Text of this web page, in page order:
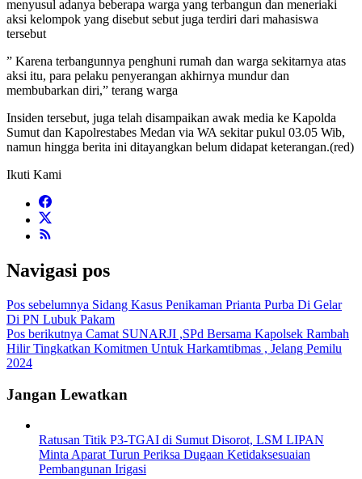
menyusul adanya beberapa warga yang terbangun dan meneriaki
aksi kelompok yang disebut sebut juga terdiri dari mahasiswa
tersebut
” Karena terbangunnya penghuni rumah dan warga sekitarnya atas
aksi itu, para pelaku penyerangan akhirnya mundur dan
membubarkan diri,” terang warga
Insiden tersebut, juga telah disampaikan awak media ke Kapolda
Sumut dan Kapolrestabes Medan via WA sekitar pukul 03.05 Wib,
namun hingga berita ini ditayangkan belum didapat keterangan.(red)
Ikuti Kami
Navigasi pos
Pos sebelumnya Sidang Kasus Penikaman Prianta Purba Di Gelar
Di PN Lubuk Pakam
Pos berikutnya Camat SUNARJI ,SPd Bersama Kapolsek Rambah
Hilir Tingkatkan Komitmen Untuk Harkamtibmas , Jelang Pemilu
2024
Jangan Lewatkan
Ratusan Titik P3-TGAI di Sumut Disorot, LSM LIPAN
Minta Aparat Turun Periksa Dugaan Ketidaksesuaian
Pembangunan Irigasi